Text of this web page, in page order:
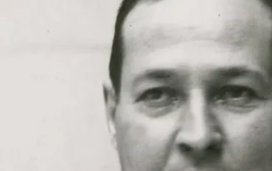
label.aria.plus
バルサアカデミー
plusicon
label.aria.plus
PLUSICON
LABEL.ARIA.PLUS
トップチーム
女子サッカー
plusicon
label.aria.plus
スケジュール
バルサAtlètic
plusicon
label.aria.plus